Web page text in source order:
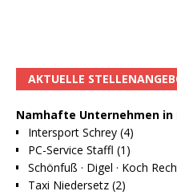
AKTUELLE
Namhafte Unternehmen in
Intersport Schrey (4)
PC-Service Staffl (1)
Schönfuß · Digel · Koch
Taxi Niedersetz (2)